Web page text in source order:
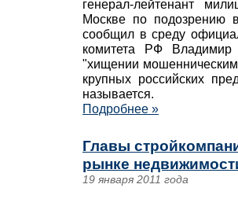
генерал-лейтенант
Москве по подозрению
сообщил в среду
комитета РФ Владимир
"хищении
крупных российских
называется.
Подробнее »
Главы
рынке
19 января 2011 года